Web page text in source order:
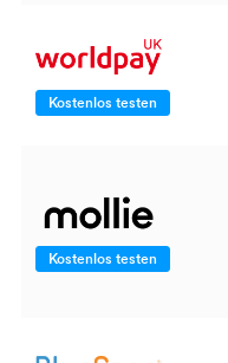
Kostenlos testen
Kostenlos testen